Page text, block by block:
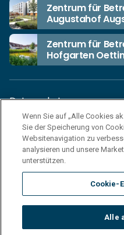
Zentrum für
Augustahof
Zentrum für
Hofgarten
Datenschutz
Unsere Netiquette
Einkaufsbedingungen
Haftungsausschluss
Impressum
Cookies
Wenn Sie auf „Alle Cookies
Sie der Speicherung von
Websitenavigation zu
analysieren und unsere
unterstützen.
Cookie-
Alle